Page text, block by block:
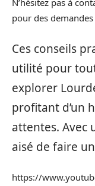
N’hésitez pas à
pour des
Ces conseils
utilité pour
explorer
profitant d’un
attentes. Avec
aisé de faire
https://